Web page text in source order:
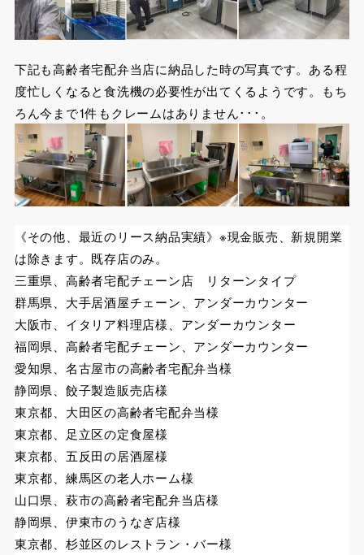
下記も高齢者宅配弁当店に納品した時の写真です。ある程
度忙しくなると食洗機の必要性が出てくるようです。もち
ろん今まで1件もクレームはありません･･･。
《その他、最近のリース納品実績》※現金販売、新規開業
は除きます。既存店のみ。
三重県、高齢者宅配チェーン店 リターンタイプ
群馬県、大手居酒屋チェーン、アンダーカウンター
大阪市、イタリア料理店様、アンダーカウンター
福岡県、高齢者宅配チェーン、アンダーカウンター
愛知県、名古屋市の高齢者宅配弁当様
静岡県、餃子製造販売店様
東京都、大田区の高齢者宅配弁当様
東京都、足立区の定食屋様
東京都、五反田の居酒屋様
東京都、練馬区の老人ホーム様
山口県、萩市の高齢者宅配弁当店様
静岡県、伊東市のうなぎ店様
東京都、杉並区のレストラン・バー様